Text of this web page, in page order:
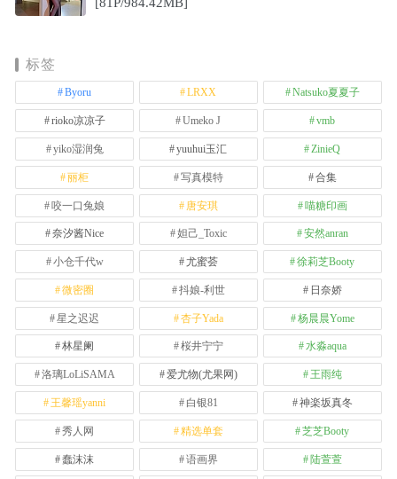
[81P/984.42MB]
标签
Byoru LRXX Natsuko夏夏子
rioko凉凉子 Umeko J vmb
yiko湿润兔 yuuhui玉汇 ZinieQ
丽柜 写真模特 合集
咬一口兔娘 唐安琪 喵糖印画
奈汐酱Nice 妲己_Toxic 安然anran
小仓千代w 尤蜜荟 徐莉芝Booty
微密圈 抖娘-利世 日奈娇
星之迟迟 杏子Yada 杨晨晨Yome
林星阑 桜井宁宁 水淼aqua
洛璃LoLiSAMA 爱尤物(尤果网) 王雨纯
王馨瑶yanni 白银81 神楽坂真冬
秀人网 精选单套 芝芝Booty
蠢沫沫 语画界 陆萱萱